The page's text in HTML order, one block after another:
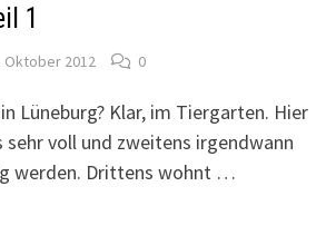
1
Oktober 2012 0
Lüneburg? Klar, im Tiergarten. Hier
sehr voll und zweitens irgendwann
werden. Drittens wohnt …